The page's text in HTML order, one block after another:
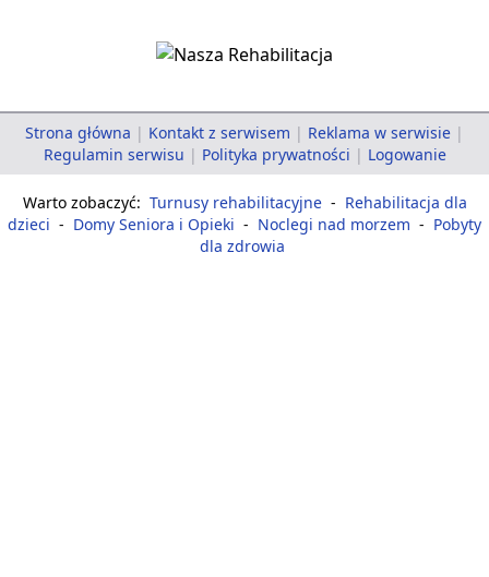
Strona główna | Kontakt z serwisem | Reklama w serwisie |
Regulamin serwisu | Polityka prywatności | Logowanie
Warto zobaczyć: Turnusy rehabilitacyjne - Rehabilitacja dla
dzieci - Domy Seniora i Opieki - Noclegi nad morzem - Pobyty
dla zdrowia